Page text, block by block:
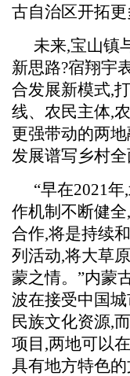
古自治区开拓
未来,宝山镇
新思路?宿翔宇
合发展新模式,
线、农民主体,
更强带动的两
发展谱写乡村
“早在2021
作机制不断健
合作,将是持续
列活动,将大草
蒙之情。”内蒙
波在接受中国
民族文化资源,
项目,两地可以
具有地方特色